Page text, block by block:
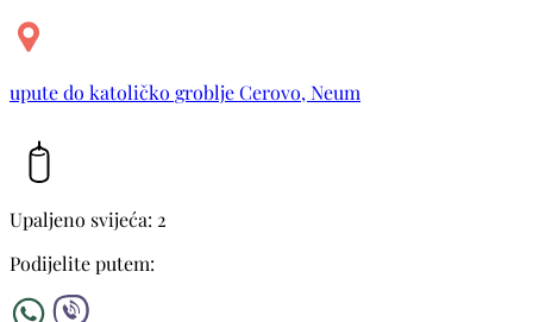
upute do katoličko groblje Cerovo, Neum
Upaljeno svijeća: 2
Podijelite putem: